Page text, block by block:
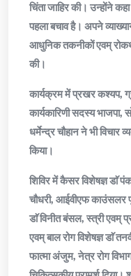
चिंता जाहिर की। उन्होंने
पहला बचाव है। अपने
आधुनिक तकनीकों एवम्
की।
कार्यक्रम में प्रखर कश्यप,
कार्यकारिणी सदस्य भाजपा,
धर्मेन्द्र चौहान ने भी
किया।
शिविर में कैसर विशेषज्ञ डाॅ
चौधरी, आईवीएफ काउंसलर
डाॅ विनीत बंसल, स्त्री एवम्
एवम् बाल रोग विशेषज्ञ डाॅ
फात्मा अंजुम, नेत्र रोग